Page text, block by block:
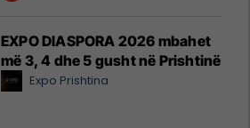
EXPO DIASPORA 2026 mbahet
më 3, 4 dhe 5 gusht në Prishtinë
Expo Prishtina